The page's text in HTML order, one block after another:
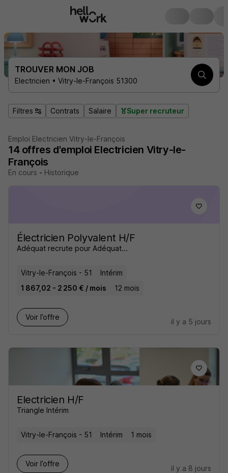
TROUVER MON JOB
Electricien • Vitry-le-François 51300
Filtres Contrats Salaire Super recruteur
Emploi Electricien Vitry-le-François
14 offres d'emploi Electricien Vitry-le-
François
En cours - Historique
Électricien Polyvalent H/F
Adéquat recrute pour Adéquat...
Vitry-le-François - 51
Intérim
1 867,02 - 2 250 € / mois
12 mois
Voir l’offre
il y a 5 jours
Electricien H/F
Triangle Intérim
Vitry-le-François - 51 Intérim 1 mois
Voir l’offre
il y a 8 jours